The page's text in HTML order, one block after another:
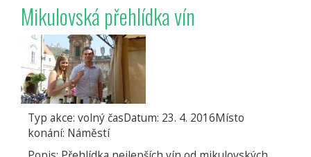
Mikulovská přehlídka vín
Typ akce: volný časDatum: 23. 4. 2016Místo
konání: Náměstí